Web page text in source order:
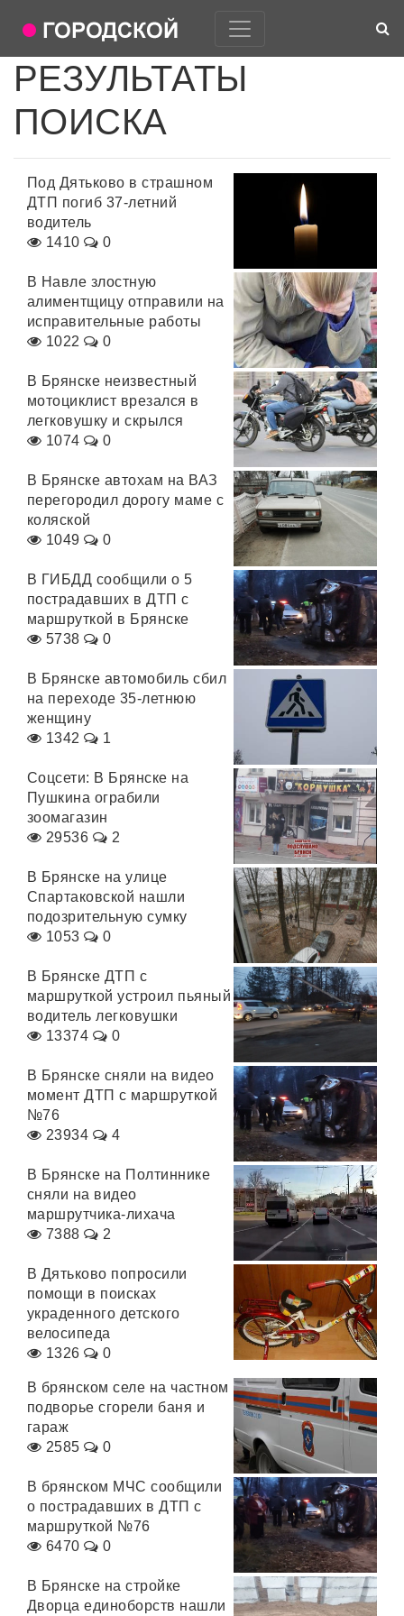
РЕЗУЛЬТАТЫ
ПОИСКА
Под Дятьково в страшном
ДТП погиб 37-летний
водитель
1410
0
В Навле злостную
алиментщицу отправили на
исправительные работы
1022
0
В Брянске неизвестный
мотоциклист врезался в
легковушку и скрылся
1074
0
В Брянске автохам на ВАЗ
перегородил дорогу маме с
коляской
1049
0
В ГИБДД сообщили о 5
пострадавших в ДТП с
маршруткой в Брянске
5738
0
В Брянске автомобиль сбил
на переходе 35-летнюю
женщину
1342
1
Соцсети: В Брянске на
Пушкина ограбили
зоомагазин
29536
2
В Брянске на улице
Спартаковской нашли
подозрительную сумку
1053
0
В Брянске ДТП с
маршруткой устроил пьяный
водитель легковушки
13374
0
В Брянске сняли на видео
момент ДТП с маршруткой
№76
23934
4
В Брянске на Полтиннике
сняли на видео
маршрутчика-лихача
7388
2
В Дятьково попросили
помощи в поисках
украденного детского
велосипеда
1326
0
В брянском селе на частном
подворье сгорели баня и
гараж
2585
0
В брянском МЧС сообщили
о пострадавших в ДТП с
маршруткой №76
6470
0
В Брянске на стройке
Дворца единоборств нашли